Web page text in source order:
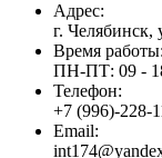
Адрес:
г.
Время работы:
ПН-ПТ: 09 -
Телефон:
+7 (996)-228-
Email: